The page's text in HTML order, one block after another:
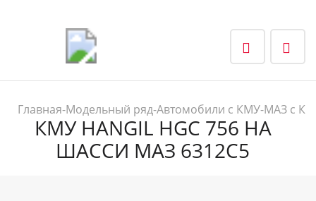
Главная-Модельный ряд-Автомобили с КМУ-МАЗ с
КМУ HANGIL HGC 756 НА
ШАССИ МАЗ 6312С5